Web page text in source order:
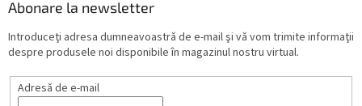
Abonare la newsletter
Introduceţi adresa dumneavoastră de e-mail şi vă vom trimite informaţii
despre produsele noi disponibile în magazinul nostru virtual.
Adresă de e-mail